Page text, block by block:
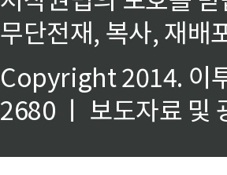
무단전재, 복사, 재배
Copyright 2014. 이
2680 ㅣ 보도자료